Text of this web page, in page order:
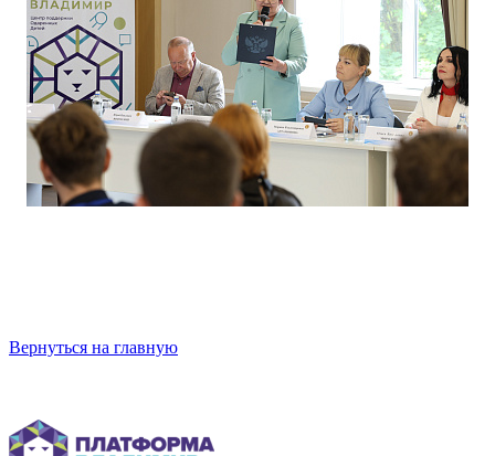
Вернуться на главную